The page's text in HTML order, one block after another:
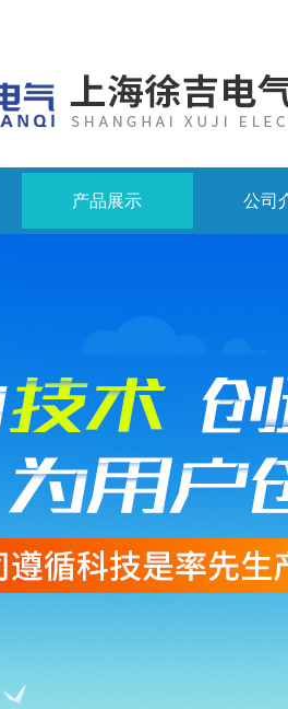
产品展示 公司